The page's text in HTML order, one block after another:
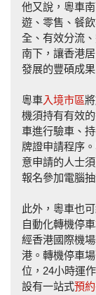
他又說，粵車
遊、零售、餐
全、有效分流
南下，讓香港
發展的豐碩成果
粵車入境市區
機須持有有效
車進行驗車、
牌證申請程序
意申請的人士
報名參加電腦
此外，粵車也
自動化轉機停
經香港國際機
港。轉機停車
位，24小時運
設有一站式預